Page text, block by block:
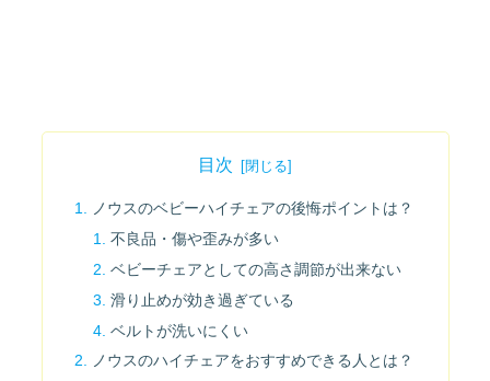
目次
ノウスのベビーハイチェアの後悔ポイントは？
不良品・傷や歪みが多い
ベビーチェアとしての高さ調節が出来ない
滑り止めが効き過ぎている
ベルトが洗いにくい
ノウスのハイチェアをおすすめできる人とは？